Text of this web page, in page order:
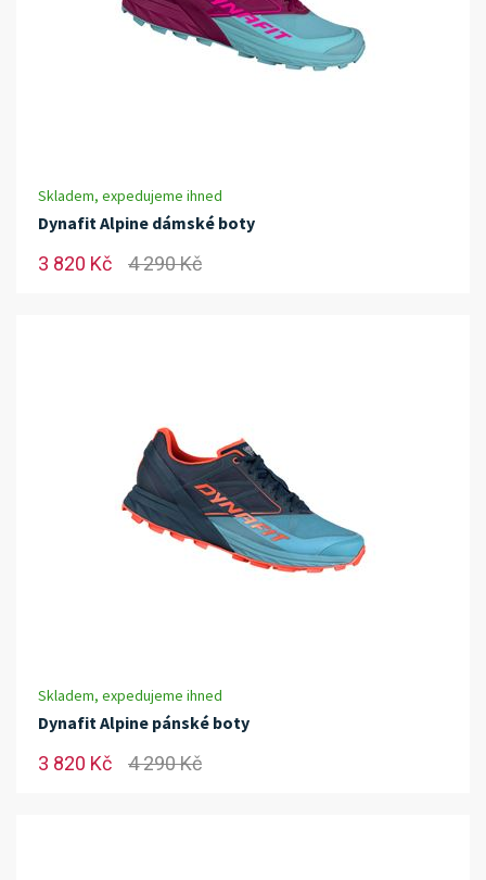
Skladem, expedujeme ihned
Dynafit Alpine dámské boty
3 820 Kč 4 290 Kč
Skladem, expedujeme ihned
Dynafit Alpine pánské boty
3 820 Kč 4 290 Kč